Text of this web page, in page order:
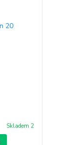
Skladem 2